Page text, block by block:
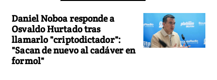
Daniel Noboa responde a
Osvaldo Hurtado tras
llamarlo "criptodictador":
"Sacan de nuevo al cadáver en
formol"